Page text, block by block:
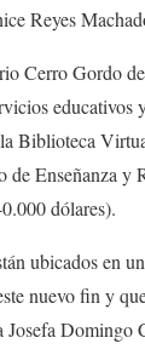
Reyes
Cerro Gordo
Biblioteca
de Enseñanza y
dólares).
ubicados en
nuevo fin y
Josefa Domingo